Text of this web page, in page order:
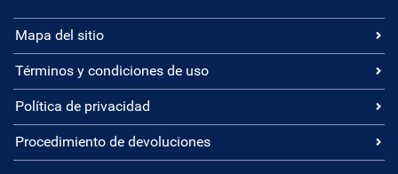
Mapa del sitio
Términos y condiciones de uso
Política de privacidad
Procedimiento de devoluciones